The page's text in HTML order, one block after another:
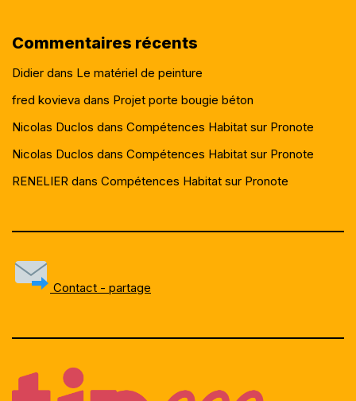
Commentaires récents
Didier dans Le matériel de peinture
fred kovieva dans Projet porte bougie béton
Nicolas Duclos dans Compétences Habitat sur Pronote
Nicolas Duclos dans Compétences Habitat sur Pronote
RENELIER dans Compétences Habitat sur Pronote
Contact - partage